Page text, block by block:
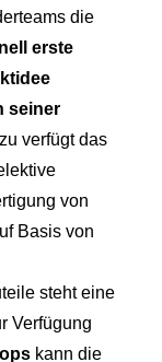
die
erste
seiner
verfügt das
von
Basis von
steht eine
Verfügung
kann die